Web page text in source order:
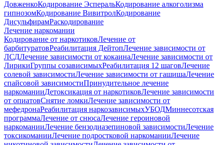
ДовженкоКодирование ЭсперальКодирование алкоголизма
гипнозомКодирование ВивитролКодирование
ДисульфирамРаскодирование
Лечение наркомании
Кодирование от наркотиковЛечение от
барбитуратовРеабилитация ДейтопЛечение зависимости от
ЛСДЛечение зависимости от кокаинаЛечение зависимости от
ЛирикиГруппы созависимыхРеабилитация 12 шаговЛечение
солевой зависимостиЛечение зависимости от гашишаЛечение
спайсовой зависимостиПринудительное лечение
наркоманииДетоксикация от наркотиковЛечение зависимости
от опиатовСнятие ломкиЛечение зависимости от
мефедронаРеабилитация наркозависимыхУБОДМиннесотская
программаЛечение от снюсаЛечение героиновой
наркоманииЛечение бензодиазепиновой зависимостиЛечение
токсикоманииЛечение подростковой наркоманииЛечение